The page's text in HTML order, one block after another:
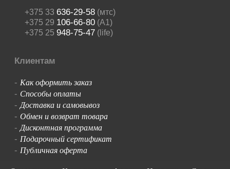
+375 33 636-29-58(мтс)
+375 29 106-66-80(A1)
+375 25 948-75-47(life)
Клиентам
- Как оформить заказ
- Способы оплаты
-Доставка и самовывоз
- Обмен и возврат товара
-Дисконтная программа
- Подарочный сертификат
- Публичная оферта